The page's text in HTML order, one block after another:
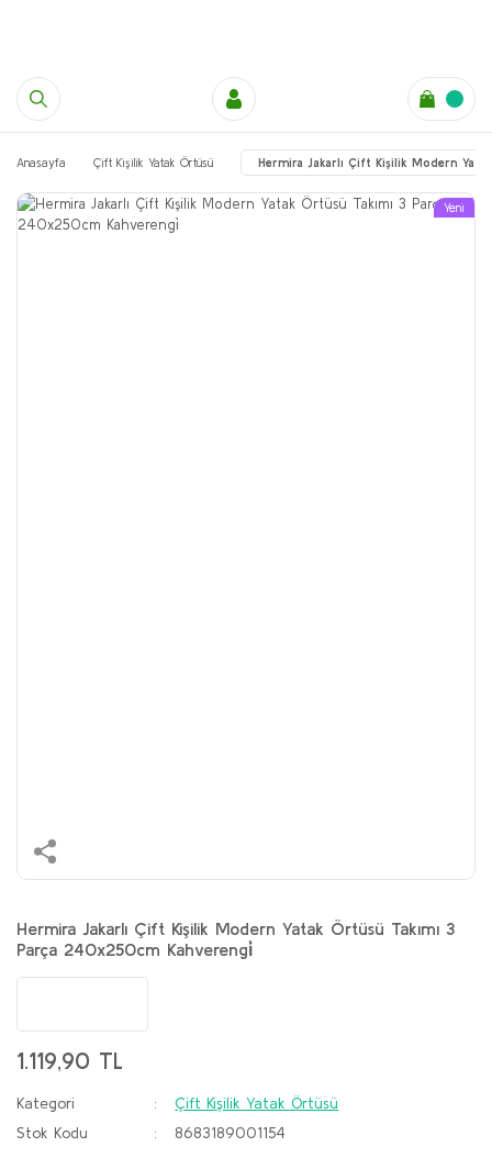
Anasayfa Çift Kişilik Yatak Örtüsü Hermira Jakarlı Çift Kişilik Modern
Yeni
Hermira Jakarlı Çift Kişilik Modern Yatak Örtüsü Takımı 3
Parça 240x250cm Kahverengi̇
1.119,90 TL
Kategori
Çift Kişilik Yatak Örtüsü
Stok Kodu
8683189001154